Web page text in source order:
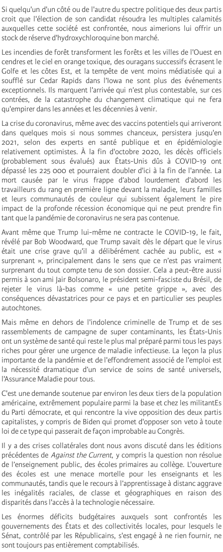
Si quelqu'un d'un côté ou de l'autre du spectre politique des deux partis
croit que l'élection de son candidat résoudra les multiples calamités
auxquelles cette société est confrontée, nous aimerions lui offrir un
stock de réserve d'hydroxychloroquine bon marché.
Les incendies de forêt transforment les forêts et les villes de l'Ouest en
cendres et le ciel en orange toxique, des ouragans successifs écrasent le
Golfe et les côtes Est, et la tempête de vent moins médiatisée qui a
soufflé sur Cedar Rapids dans l’Iowa ne sont plus des événements
exceptionnels. Ils marquent l'arrivée qui n’est plus contestable, sur ces
contrées, de la catastrophe du changement climatique qui ne fera
qu'empirer dans les années et les décennies à venir.
La crise du coronavirus, même avec des vaccins potentiels qui arriveront
dans quelques mois si nous sommes chanceux, persistera jusqu'en
2021, selon des experts en santé publique et en épidémiologie
relativement optimistes. À la fin d'octobre 2020, les décès officiels
(probablement sous évalués) aux États-Unis dûs à COVID-19 ont
dépassé les 225 000 et pourraient doubler d'ici à la fin de l'année. La
mort causée par le virus frappe d’abod lourdement d’abord les
travailleurs du rang en première ligne devant la maladie, leurs familles
et leurs communautés de couleur qui subissent également le pire
impact de la profonde récession économique qui ne peut prendre fin
tant que la pandémie de coronavirus ne sera pas contenue.
Avant même que Trump lui-même ne contracte le COVID-19, le fait,
révélé par Bob Woodward, que Trump savait dès le départ que le virus
était une crise grave qu'il a délibérément cachée au public, est «
surprenant », principalement dans le sens que ce n’est pas vraiment
surprenant du tout compte tenu de son dossier. Cela a peut-être aussi
permis à son ami Jair Bolsonaro, le président semi-fasciste du Brésil, de
rejeter le virus là-bas comme « une petite grippe », avec des
conséquences dévastatrices pour ce pays et en particulier ses peuples
autochtones.
Mais même en dehors de l'indolence criminelle de Trump et de ses
rassemblements de campagne de super contaminants, les États-Unis
ont un système de santé qui reste le plus mal préparé parmi tous les pays
riches pour gérer une urgence de maladie infectieuse. La leçon la plus
importante de la pandémie et de l'effondrement associé de l'emploi est
la nécessité dramatique d’un service de soins de santé universels,
l'Assurance Maladie pour tous.
C'est une demande soutenue par environ les deux tiers de la population
américaine, extrêmement populaire parmi la base et chez les militantEs
du Parti démocrate, et qui rencontre la vive opposition des deux partis
capitalistes, y compris de Biden qui promet d'opposer son veto à toute
loi de ce type qui passerait de façon improbable au Congrès.
Il y a des crises collatérales dont nous avons discuté dans les éditions
précédentes de Against the Current, y compris la question non résolue
de l’enseignement public, des écoles primaires au collège. L'ouverture
des écoles est une menace mortelle pour les enseignants et les
communautés, tandis que le recours à l’apprentissage à distanc aggrave
les inégalités raciales, de classe et géographiques en raison des
disparités dans l'accès à la technologie nécessaire.
Les énormes déficits budgétaires auxquels sont confrontés les
gouvernements des États et des collectivités locales, pour lesquels le
Sénat, contrôlé par les Républicains, s'est engagé à ne rien fournir, ne
sont toujours pas entièrement comptabilisés.